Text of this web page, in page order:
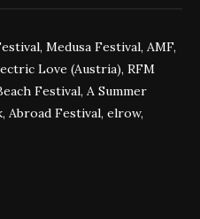
Medusa Festival, AMF,
Love (Austria), RFM
Festival, A Summer
Abroad Festival, elrow,